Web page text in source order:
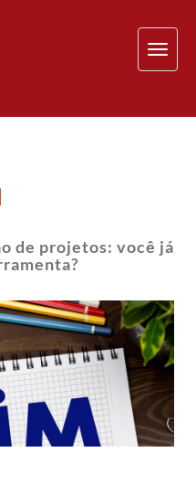
de projetos: você já